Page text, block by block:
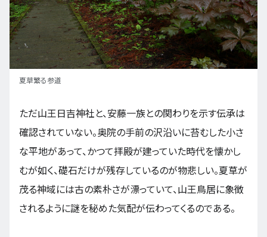
夏草繁る参道
ただ山王日吉神社と、安藤一族との関わりを示す伝承は
確認されていない。奥院の手前の沢沿いに苔むした小さ
な平地があって、かつて拝殿が建っていた時代を懐かし
むが如く、礎石だけが残存しているのが物悲しい。夏草が
茂る神域には古の素朴さが漂っていて、山王鳥居に象徴
されるように謎を秘めた気配が伝わってくるのである。